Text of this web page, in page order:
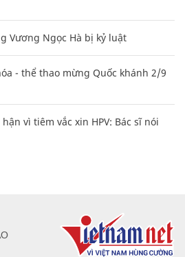
Vương Ngọc Hà bị kỷ luật
- thể thao mừng Quốc khánh 2/9
vì tiêm vắc xin HPV: Bác sĩ nói